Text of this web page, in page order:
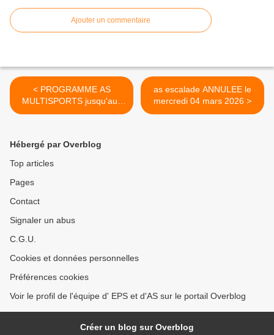
Ajouter un commentaire
< PROGRAMME AS
MULTISPORTS jusqu'aux
vacances de Pâques
as escalade ANNULEE le
mercredi 04 mars 2026 >
Hébergé par Overblog
Top articles
Pages
Contact
Signaler un abus
C.G.U.
Cookies et données personnelles
Préférences cookies
Voir le profil de l'équipe d' EPS et d'AS sur le portail Overblog
Créer un blog sur Overblog